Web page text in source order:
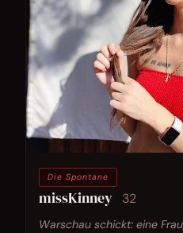
Die Spontane
missKinney 32
Warschau schickt: eine